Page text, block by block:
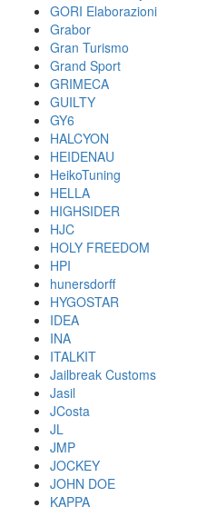
GORI Elaborazioni
Grabor
Gran Turismo
Grand Sport
GRIMECA
GUILTY
GY6
HALCYON
HEIDENAU
HeikoTuning
HELLA
HIGHSIDER
HJC
HOLY FREEDOM
HPI
hunersdorff
HYGOSTAR
IDEA
INA
ITALKIT
Jailbreak Customs
Jasil
JCosta
JL
JMP
JOCKEY
JOHN DOE
KAPPA